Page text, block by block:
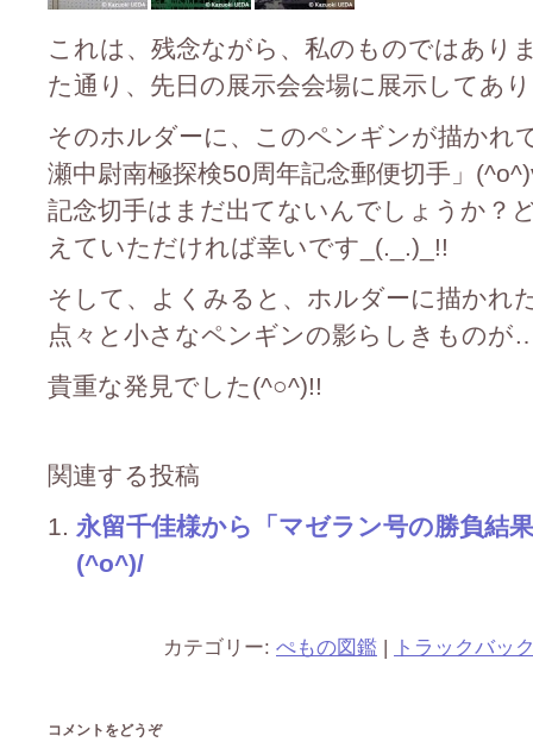
これは、残念ながら、私のものではあり
た通り、先日の展示会会場に展示してあ
そのホルダーに、このペンギンが描かれ
瀬中尉南極探検50周年記念郵便切手」
記念切手はまだ出てないんでしょうか？
えていただければ幸いです_(._.)_!!
そして、よくみると、ホルダーに描かれ
点々と小さなペンギンの影らしきものが
貴重な発見でした(^○^)!!
関連する投稿
永留千佳様から「マゼラン号の勝負結
(^o^)/
カテゴリー: ぺもの図鑑 | トラックバッ
コメントをどうぞ